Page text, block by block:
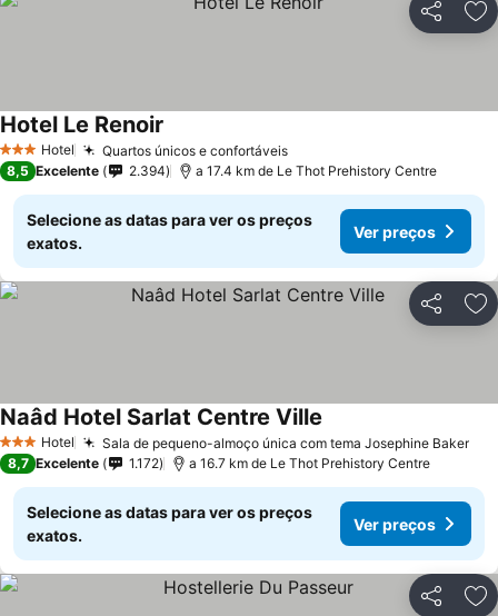
Partilhar
3 EstrelasHotel Quartos únicos e confortáveis
Hotel Le Renoir
8,5 Excelente 2.394 a 17.4 km de Le Thot Prehistory Centre
Selecione as datas para ver os preços
exatos.
Ver preços
Partilhar
3 EstrelasHotel Sala de pequeno-almoço única com tema Josephine Baker
Naâd Hotel Sarlat Centre Ville
8,7 Excelente 1.172 a 16.7 km de Le Thot Prehistory Centre
Selecione as datas para ver os preços
exatos.
Ver preços
Partilhar